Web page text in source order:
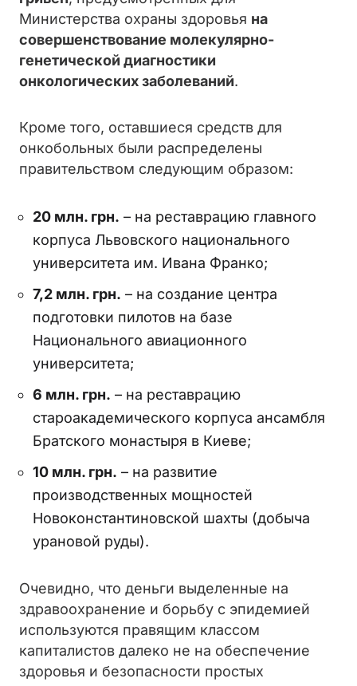
Министерства охраны здоровья на
совершенствование молекулярно-
генетической диагностики
онкологических заболеваний.
Кроме того, оставшиеся средств для
онкобольных были распределены
правительством следующим образом:
20 млн. грн. – на реставрацию главного
корпуса Львовского национального
университета им. Ивана Франко;
7,2 млн. грн. – на создание центра
подготовки пилотов на базе
Национального авиационного
университета;
6 млн. грн. – на реставрацию
староакадемического корпуса ансамбля
Братского монастыря в Киеве;
10 млн. грн. – на развитие
производственных мощностей
Новоконстантиновской шахты (добыча
урановой руды).
Очевидно, что деньги выделенные на
здравоохранение и борьбу с эпидемией
используются правящим классом
капиталистов далеко не на обеспечение
здоровья и безопасности простых